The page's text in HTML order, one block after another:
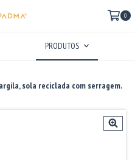
0
PRODUTOS
sola reciclada com serragem.